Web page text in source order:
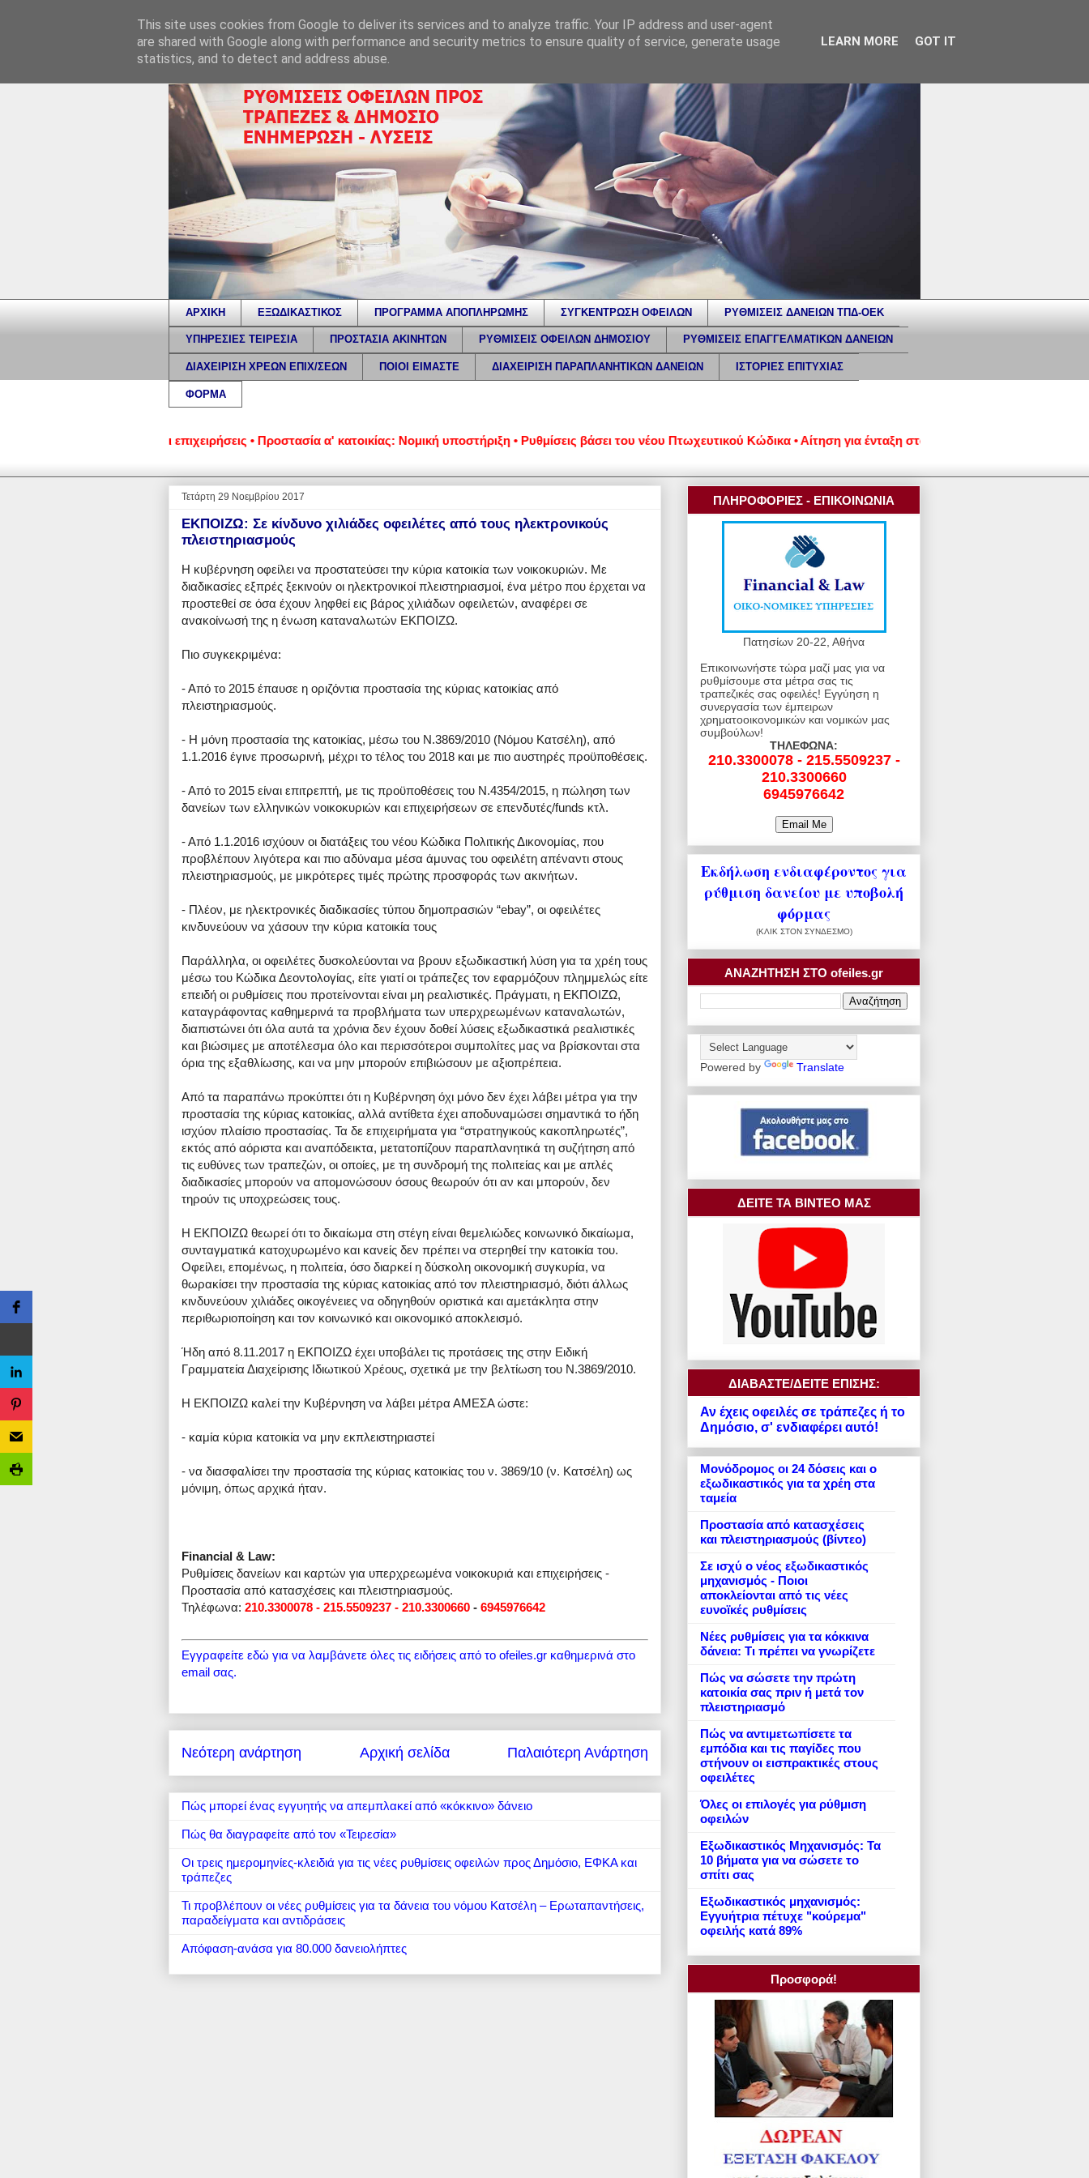
ΑΡΧΙΚΗ ΕΞΩΔΙΚΑΣΤΙΚΟΣ ΠΡΟΓΡΑΜΜΑ ΑΠΟΠΛΗΡΩΜΗΣ ΣΥΓΚΕΝΤΡΩΣΗ ΟΦΕΙΛΩΝ ΡΥΘΜΙΣΕΙΣ ΔΑΝΕΙΩΝ ΤΠΔ-ΟΕΚ
ΥΠΗΡΕΣΙΕΣ ΤΕΙΡΕΣΙΑ ΠΡΟΣΤΑΣΙΑ ΑΚΙΝΗΤΩΝ ΡΥΘΜΙΣΕΙΣ ΟΦΕΙΛΩΝ ΔΗΜΟΣΙΟΥ ΡΥΘΜΙΣΕΙΣ ΕΠΑΓΓΕΛΜΑΤΙΚΩΝ ΔΑΝΕΙΩΝ
ΔΙΑΧΕΙΡΙΣΗ ΧΡΕΩΝ ΕΠΙΧ/ΣΕΩΝ ΠΟΙΟΙ ΕΙΜΑΣΤΕ ΔΙΑΧΕΙΡΙΣΗ ΠΑΡΑΠΛΑΝΗΤΙΚΩΝ ΔΑΝΕΙΩΝ ΙΣΤΟΡΙΕΣ ΕΠΙΤΥΧΙΑΣ
ΦΟΡΜΑ
νοικοκυριά και επιχειρήσεις • Προστασία α' κατοικίας: Νομική υποστήριξη • Ρυθμίσεις βάσει του νέου Πτωχευτικού Κώδικα • Αίτηση για ένταξη στον νέο εξωδικαστικό
Τετάρτη 29 Νοεμβρίου 2017
ΕΚΠΟΙΖΩ: Σε κίνδυνο χιλιάδες οφειλέτες από τους ηλεκτρονικούς
πλειστηριασμούς
Η κυβέρνηση οφείλει να προστατεύσει την κύρια κατοικία των νοικοκυριών. Με
διαδικασίες εξπρές ξεκινούν οι ηλεκτρονικοί πλειστηριασμοί, ένα μέτρο που έρχεται να
προστεθεί σε όσα έχουν ληφθεί εις βάρος χιλιάδων οφειλετών, αναφέρει σε
ανακοίνωσή της η ένωση καταναλωτών ΕΚΠΟΙΖΩ.
Πιο συγκεκριμένα:
- Από το 2015 έπαυσε η οριζόντια προστασία της κύριας κατοικίας από
πλειστηριασμούς.
- Η μόνη προστασία της κατοικίας, μέσω του Ν.3869/2010 (Νόμου Κατσέλη), από
1.1.2016 έγινε προσωρινή, μέχρι το τέλος του 2018 και με πιο αυστηρές προϋποθέσεις.
- Από το 2015 είναι επιτρεπτή, με τις προϋποθέσεις του Ν.4354/2015, η πώληση των
δανείων των ελληνικών νοικοκυριών και επιχειρήσεων σε επενδυτές/funds κτλ.
- Από 1.1.2016 ισχύουν οι διατάξεις του νέου Κώδικα Πολιτικής Δικονομίας, που
προβλέπουν λιγότερα και πιο αδύναμα μέσα άμυνας του οφειλέτη απέναντι στους
πλειστηριασμούς, με μικρότερες τιμές πρώτης προσφοράς των ακινήτων.
- Πλέον, με ηλεκτρονικές διαδικασίες τύπου δημοπρασιών “ebay”, οι οφειλέτες
κινδυνεύουν να χάσουν την κύρια κατοικία τους
Παράλληλα, οι οφειλέτες δυσκολεύονται να βρουν εξωδικαστική λύση για τα χρέη τους
μέσω του Κώδικα Δεοντολογίας, είτε γιατί οι τράπεζες τον εφαρμόζουν πλημμελώς είτε
επειδή οι ρυθμίσεις που προτείνονται είναι μη ρεαλιστικές. Πράγματι, η ΕΚΠΟΙΖΩ,
καταγράφοντας καθημερινά τα προβλήματα των υπερχρεωμένων καταναλωτών,
διαπιστώνει ότι όλα αυτά τα χρόνια δεν έχουν δοθεί λύσεις εξωδικαστικά ρεαλιστικές
και βιώσιμες με αποτέλεσμα όλο και περισσότεροι συμπολίτες μας να βρίσκονται στα
όρια της εξαθλίωσης, και να μην μπορούν επιβιώσουν με αξιοπρέπεια.
Από τα παραπάνω προκύπτει ότι η Κυβέρνηση όχι μόνο δεν έχει λάβει μέτρα για την
προστασία της κύριας κατοικίας, αλλά αντίθετα έχει αποδυναμώσει σημαντικά το ήδη
ισχύον πλαίσιο προστασίας. Τα δε επιχειρήματα για “στρατηγικούς κακοπληρωτές”,
εκτός από αόριστα και αναπόδεικτα, μετατοπίζουν παραπλανητικά τη συζήτηση από
τις ευθύνες των τραπεζών, οι οποίες, με τη συνδρομή της πολιτείας και με απλές
διαδικασίες μπορούν να απομονώσουν όσους θεωρούν ότι αν και μπορούν, δεν
τηρούν τις υποχρεώσεις τους.
Η ΕΚΠΟΙΖΩ θεωρεί ότι το δικαίωμα στη στέγη είναι θεμελιώδες κοινωνικό δικαίωμα,
συνταγματικά κατοχυρωμένο και κανείς δεν πρέπει να στερηθεί την κατοικία του.
Οφείλει, επομένως, η πολιτεία, όσο διαρκεί η δύσκολη οικονομική συγκυρία, να
θωρακίσει την προστασία της κύριας κατοικίας από τον πλειστηριασμό, διότι άλλως
κινδυνεύουν χιλιάδες οικογένειες να οδηγηθούν οριστικά και αμετάκλητα στην
περιθωριοποίηση και τον κοινωνικό και οικονομικό αποκλεισμό.
Ήδη από 8.11.2017 η ΕΚΠΟΙΖΩ έχει υποβάλει τις προτάσεις της στην Ειδική
Γραμματεία Διαχείρισης Ιδιωτικού Χρέους, σχετικά με την βελτίωση του Ν.3869/2010.
Η ΕΚΠΟΙΖΩ καλεί την Κυβέρνηση να λάβει μέτρα ΑΜΕΣΑ ώστε:
- καμία κύρια κατοικία να μην εκπλειστηριαστεί
- να διασφαλίσει την προστασία της κύριας κατοικίας του ν. 3869/10 (ν. Κατσέλη) ως
μόνιμη, όπως αρχικά ήταν.
Financial & Law:
Ρυθμίσεις δανείων και καρτών για υπερχρεωμένα νοικοκυριά και επιχειρήσεις -
Προστασία από κατασχέσεις και πλειστηριασμούς.
Τηλέφωνα: 210.3300078 - 215.5509237 - 210.3300660 - 6945976642
Εγγραφείτε εδώ για να λαμβάνετε όλες τις ειδήσεις από το ofeiles.gr καθημερινά στο
email σας.
Νεότερη ανάρτηση Παλαιότερη Ανάρτηση
Αρχική σελίδα
Πώς μπορεί ένας εγγυητής να απεμπλακεί από «κόκκινο» δάνειο
Πώς θα διαγραφείτε από τον «Τειρεσία»
Οι τρεις ημερομηνίες-κλειδιά για τις νέες ρυθμίσεις οφειλών προς Δημόσιο, ΕΦΚΑ και
τράπεζες
Τι προβλέπουν οι νέες ρυθμίσεις για τα δάνεια του νόμου Κατσέλη – Ερωταπαντήσεις,
παραδείγματα και αντιδράσεις
Απόφαση-ανάσα για 80.000 δανειολήπτες
ΠΛΗΡΟΦΟΡΙΕΣ - ΕΠΙΚΟΙΝΩΝΙΑ
Πατησίων 20-22, Αθήνα
Επικοινωνήστε τώρα μαζί μας για να
ρυθμίσουμε στα μέτρα σας τις
τραπεζικές σας οφειλές! Εγγύηση η
συνεργασία των έμπειρων
χρηματοοικονομικών και νομικών μας
συμβούλων!
ΤΗΛΕΦΩΝΑ:
210.3300078 - 215.5509237 -
210.3300660
6945976642
Εκδήλωση ενδιαφέροντος για
ρύθμιση δανείου με υποβολή
φόρμας
(ΚΛΙΚ ΣΤΟΝ ΣΥΝΔΕΣΜΟ)
ΑΝΑΖΗΤΗΣΗ ΣΤΟ ofeiles.gr
Powered by Translate
ΔΕΙΤΕ ΤΑ ΒΙΝΤΕΟ ΜΑΣ
ΔΙΑΒΑΣΤΕ/ΔΕΙΤΕ ΕΠΙΣΗΣ:
Αν έχεις οφειλές σε τράπεζες ή το
Δημόσιο, σ' ενδιαφέρει αυτό!
Μονόδρομος οι 24 δόσεις και ο
εξωδικαστικός για τα χρέη στα
ταμεία
Προστασία από κατασχέσεις
και πλειστηριασμούς (βίντεο)
Σε ισχύ ο νέος εξωδικαστικός
μηχανισμός - Ποιοι
αποκλείονται από τις νέες
ευνοϊκές ρυθμίσεις
Νέες ρυθμίσεις για τα κόκκινα
δάνεια: Τι πρέπει να γνωρίζετε
Πώς να σώσετε την πρώτη
κατοικία σας πριν ή μετά τον
πλειστηριασμό
Πώς να αντιμετωπίσετε τα
εμπόδια και τις παγίδες που
στήνουν οι εισπρακτικές στους
οφειλέτες
Όλες οι επιλογές για ρύθμιση
οφειλών
Εξωδικαστικός Μηχανισμός: Τα
10 βήματα για να σώσετε το
σπίτι σας
Εξωδικαστικός μηχανισμός:
Εγγυήτρια πέτυχε "κούρεμα"
οφειλής κατά 89%
Προσφορά!
This site uses cookies from Google to deliver its services and to analyze traffic. Your IP address and user-agent
are shared with Google along with performance and security metrics to ensure quality of service, generate usage
statistics, and to detect and address abuse.
LEARN MORE GOT IT